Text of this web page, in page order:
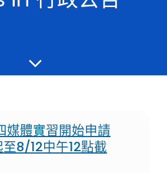
媒體實習開始申請
8/12中午12點截